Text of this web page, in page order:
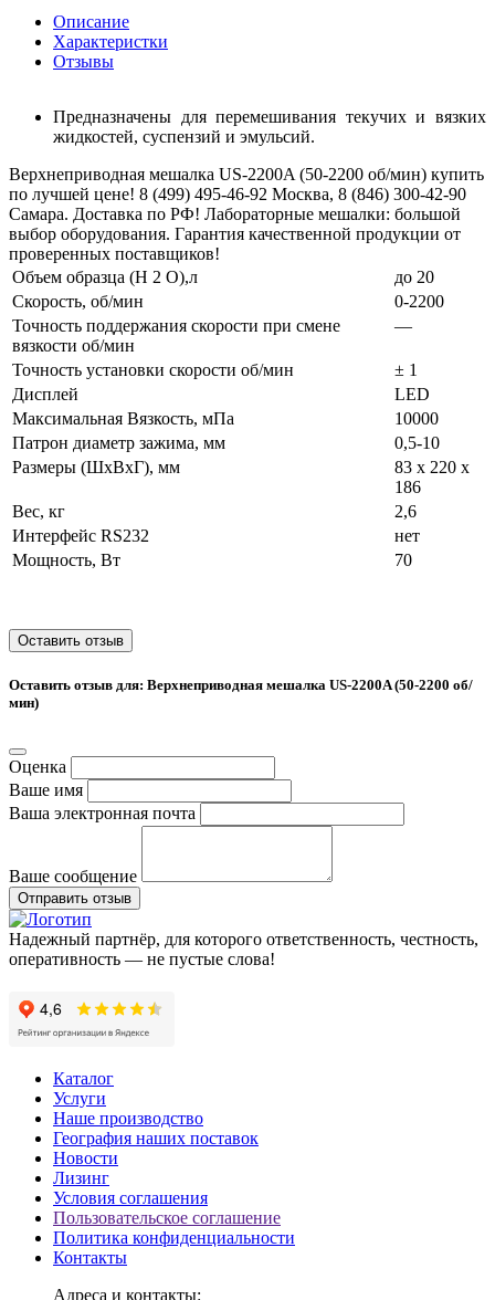
Описание
Характеристки
Отзывы
Предназначены для перемешивания текучих и вязких
жидкостей, суспензий и эмульсий.
Верхнеприводная мешалка US-2200A (50-2200 об/мин) купить
по лучшей цене! 8 (499) 495-46-92 Москва, 8 (846) 300-42-90
Самара. Доставка по РФ! Лабораторные мешалки: большой
выбор оборудования. Гарантия качественной продукции от
проверенных поставщиков!
Объем образца (H 2 O),л
до 20
Скорость, об/мин
0-2200
Точность поддержания скорости при смене
вязкости об/мин
—
Точность установки скорости об/мин
± 1
Дисплей
LED
Максимальная Вязкость, мПа
10000
Патрон диаметр зажима, мм
0,5-10
Размеры (ШхВхГ), мм
83 х 220 х
186
Вес, кг
2,6
Интерфейс RS232
нет
Мощность, Вт
70
Оставить отзыв
Оставить отзыв для: Верхнеприводная мешалка US-2200A (50-2200 об/
мин)
Оценка
Ваше имя
Ваша электронная почта
Ваше сообщение
Отправить отзыв
Надежный партнёр, для которого ответственность, честность,
оперативность — не пустые слова!
Каталог
Услуги
Наше производство
География наших поставок
Новости
Лизинг
Условия соглашения
Пользовательское соглашение
Политика конфиденциальности
Контакты
Адреса и контакты: